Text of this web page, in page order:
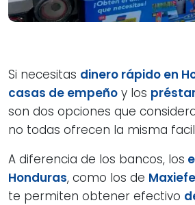
Si necesitas dinero rápido en
casas de empeño y los
son dos opciones que
no todas ofrecen la misma
A diferencia de los bancos, los
Honduras, como los de
te permiten obtener efectivo